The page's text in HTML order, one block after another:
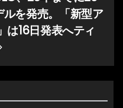
ルを発売。「新型ア
は16日発表へティ